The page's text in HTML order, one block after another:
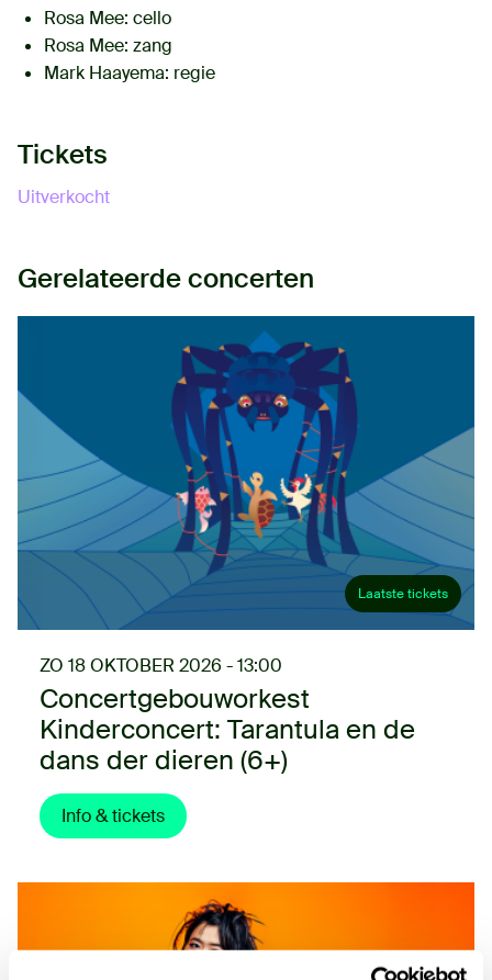
Rosa Mee: cello
Rosa Mee: zang
Mark Haayema: regie
Tickets
Uitverkocht
Gerelateerde concerten
Laatste tickets
ZO 18 OKTOBER 2026 - 13:00
Concertgebouworkest
Kinderconcert: Tarantula en de
dans der dieren (6+)
Info & tickets